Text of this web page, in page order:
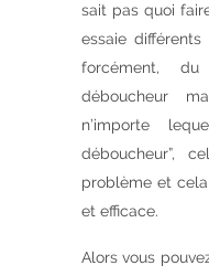
sait pas quoi
essaie
forcément,
déboucheur
n’importe
déboucheur”,
problème et
et efficace.
Alors vous